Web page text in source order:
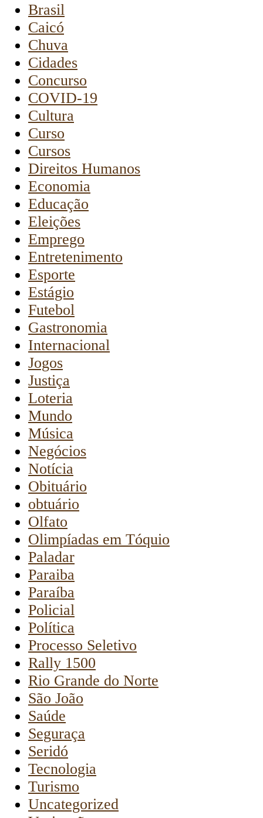
Brasil
Caicó
Chuva
Cidades
Concurso
COVID-19
Cultura
Curso
Cursos
Direitos Humanos
Economia
Educação
Eleições
Emprego
Entretenimento
Esporte
Estágio
Futebol
Gastronomia
Internacional
Jogos
Justiça
Loteria
Mundo
Música
Negócios
Notícia
Obituário
obtuário
Olfato
Olimpíadas em Tóquio
Paladar
Paraiba
Paraíba
Policial
Política
Processo Seletivo
Rally 1500
Rio Grande do Norte
São João
Saúde
Seguraça
Seridó
Tecnologia
Turismo
Uncategorized